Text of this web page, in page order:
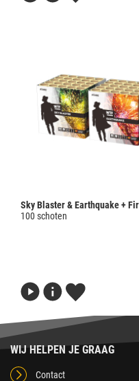
Sky Blaster & Earthquake +
100 schoten
WIJ HELPEN JE GRAAG
Contact